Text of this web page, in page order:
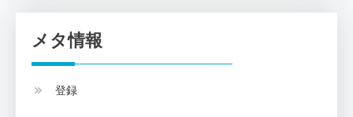
メタ情報
登録